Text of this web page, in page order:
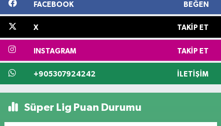
FACEBOOK BEĞEN
X TAKIP ET
INSTAGRAM TAKIP ET
+905307924242 İLETIŞIM
Süper Lig Puan Durumu